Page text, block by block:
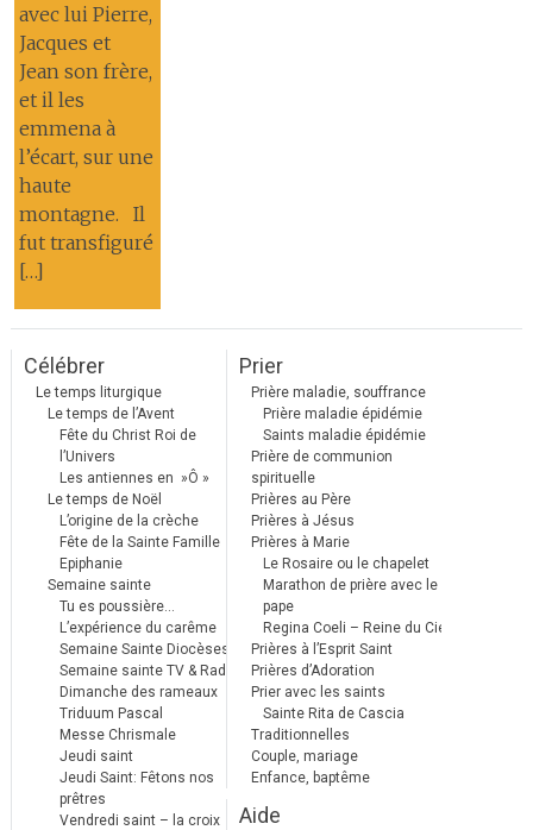
avec lui Pierre,
Jacques et
Jean son frère,
et il les
emmena à
l’écart, sur une
haute
montagne. Il
fut transfiguré
[…]
Célébrer
Le temps liturgique
Le temps de l’Avent
Fête du Christ Roi de
l’Univers
Les antiennes en »Ô »
Le temps de Noël
L’origine de la crèche
Fête de la Sainte Famille
Epiphanie
Semaine sainte
Tu es poussière…
L’expérience du carême
Semaine Sainte Diocèses
Semaine sainte TV & Radio
Dimanche des rameaux
Triduum Pascal
Messe Chrismale
Jeudi saint
Jeudi Saint: Fêtons nos
prêtres
Vendredi saint – la croix
Prier
Prière maladie, souffrance
Prière maladie épidémie
Saints maladie épidémie
Prière de communion
spirituelle
Prières au Père
Prières à Jésus
Prières à Marie
Le Rosaire ou le chapelet
Marathon de prière avec le
pape
Regina Coeli – Reine du Ciel
Prières à l’Esprit Saint
Prières d’Adoration
Prier avec les saints
Sainte Rita de Cascia
Traditionnelles
Couple, mariage
Enfance, baptême
Aide